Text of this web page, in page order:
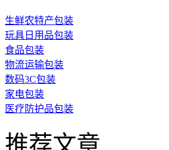
生鲜农特产包装
玩具日用品包装
食品包装
物流运输包装
数码3C包装
家电包装
医疗防护品包装
推荐文章